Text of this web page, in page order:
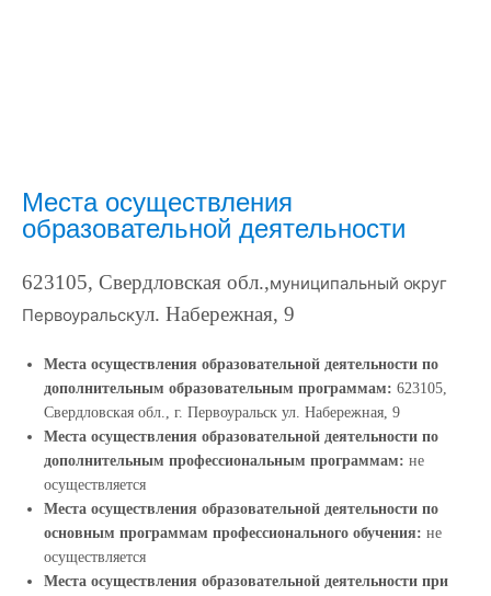
Места осуществления
образовательной деятельности
623105, Свердловская обл.,муниципальный округ
Первоуральскул. Набережная, 9
Места осуществления образовательной деятельности по
дополнительным образовательным программам: 623105,
Свердловская обл., г. Первоуральск ул. Набережная, 9
Места осуществления образовательной деятельности по
дополнительным профессиональным программам: не
осуществляется
Места осуществления образовательной деятельности по
основным программам профессионального обучения: не
осуществляется
Места осуществления образовательной деятельности при